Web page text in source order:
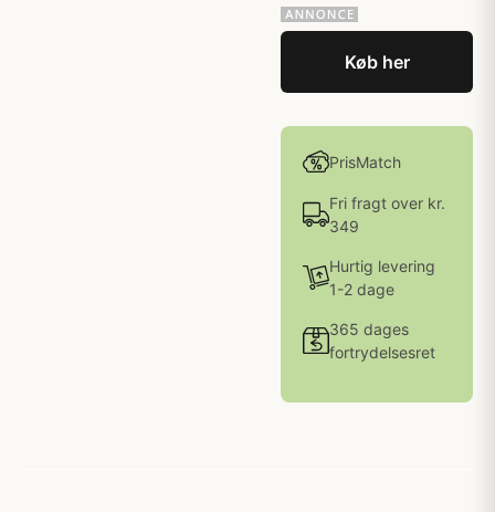
Køb her
PrisMatch
Fri fragt over kr.
349
Hurtig levering
1-2 dage
365 dages
fortrydelsesret